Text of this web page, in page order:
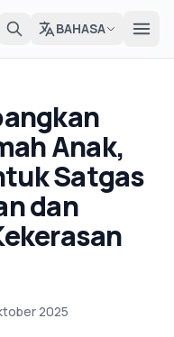
BAHASA
Anak,
Satgas
dan
2025